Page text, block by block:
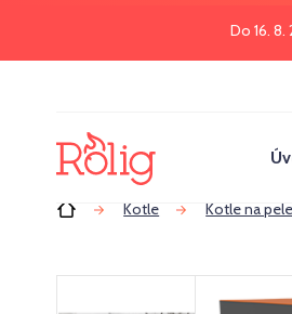
Do 16.
Úvod Kotle Kotle na